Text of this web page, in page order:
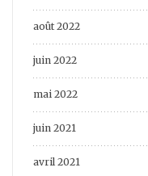
août 2022
juin 2022
mai 2022
juin 2021
avril 2021